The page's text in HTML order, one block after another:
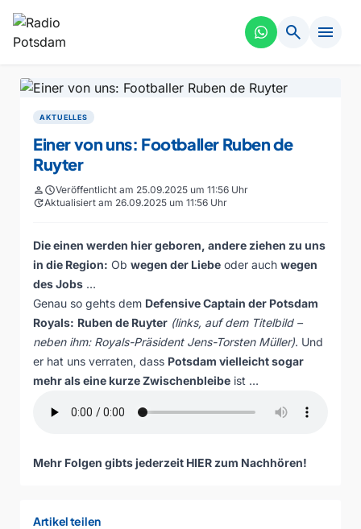
search menu
AKTUELLES
Einer von uns: Footballer Ruben de
Ruyter
personscheduleVeröffentlicht am 25.09.2025 um 11:56 Uhr
updateAktualisiert am 26.09.2025 um 11:56 Uhr
Die einen werden hier geboren, andere ziehen zu uns
in die Region: Ob wegen der Liebe oder auch wegen
des Jobs …
Genau so gehts dem Defensive Captain der Potsdam
Royals: Ruben de Ruyter (links, auf dem Titelbild –
neben ihm: Royals-Präsident Jens-Torsten Müller). Und
er hat uns verraten, dass Potsdam vielleicht sogar
mehr als eine kurze Zwischenbleibe ist …
Mehr Folgen gibts jederzeit HIER zum Nachhören!
Artikel teilen